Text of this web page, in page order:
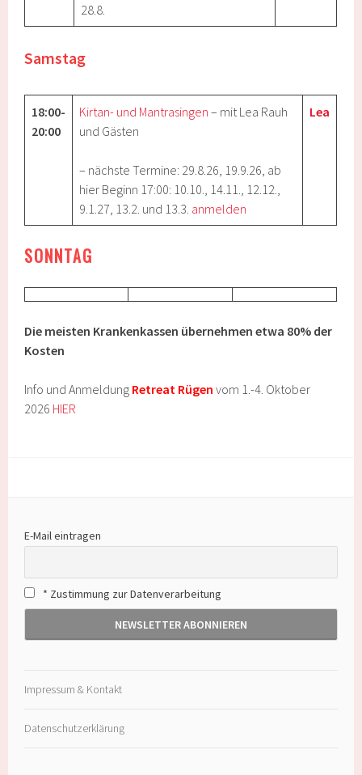
28.8.
Samstag
18:00-
20:00
Kirtan- und Mantrasingen – mit Lea Rauh
und Gästen
– nächste Termine: 29.8.26 , 19.9.26, ab
hier Beginn 17:00: 10.10., 14.11., 12.12.,
9.1.27, 13.2. und 13.3. anmelden
Lea
SONNTAG
Die meisten Krankenkassen übernehmen etwa 80% der
Kosten
Info und Anmeldung Retreat Rügen vom 1.-4. Oktober
2026 HIER
E-Mail eintragen
* Zustimmung zur Datenverarbeitung
Impressum & Kontakt
Datenschutzerklärung